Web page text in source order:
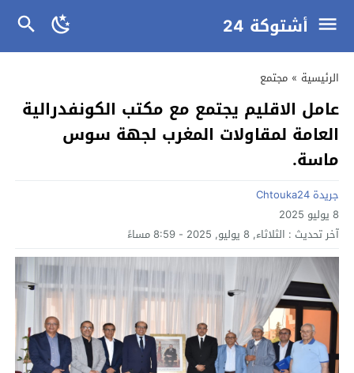
أشتوكة 24
الرئيسية » مجتمع
عامل الاقليم يجتمع مع مكتب الكونفدرالية
العامة لمقاولات المغرب لجهة سوس
ماسة.
جريدة Chtouka24
8 يوليو 2025
آخر تحديث : الثلاثاء, 8 يوليو, 2025 - 8:59 مساءً